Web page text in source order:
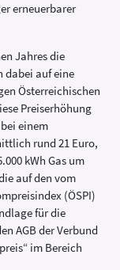
erneuerbarer
Jahres die
dabei auf eine
Österreichischen
Preiserhöhung
einem
rund 21 Euro,
kWh Gas um
auf den vom
(ÖSPI)
für die
AGB der Verbund
im Bereich